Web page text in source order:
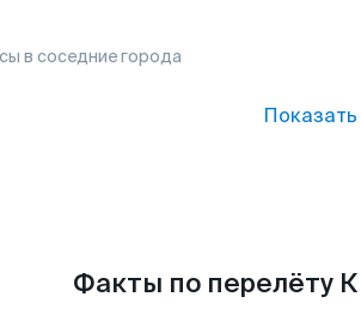
в соседние города
Факты по перелёту